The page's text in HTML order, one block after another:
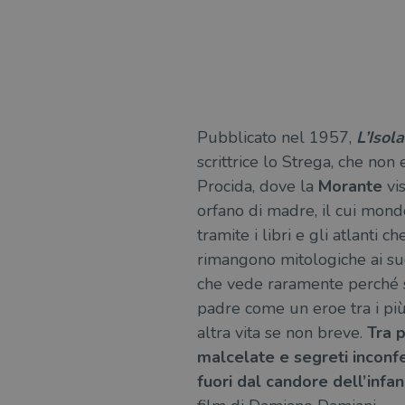
Pubblicato nel 1957,
scrittrice lo Strega, che non
Procida, dove la Morante
orfano di madre, il cui
tramite i libri e gli atlanti
rimangono mitologiche ai
che vede raramente
padre come un eroe tra i
altra vita se non breve. Tra
malcelate e segreti
fuori dal candore
Nome
/
_ga_RXJCD2NFMF
_ga
LLC
Dominio
UserProfile .illibraio.it
_fbp
Meta
.illibraio.it
Nome
__Secure-ROLLOUT_TOKEN
ttwid
YSC
VISITOR_INFO1_LIVE